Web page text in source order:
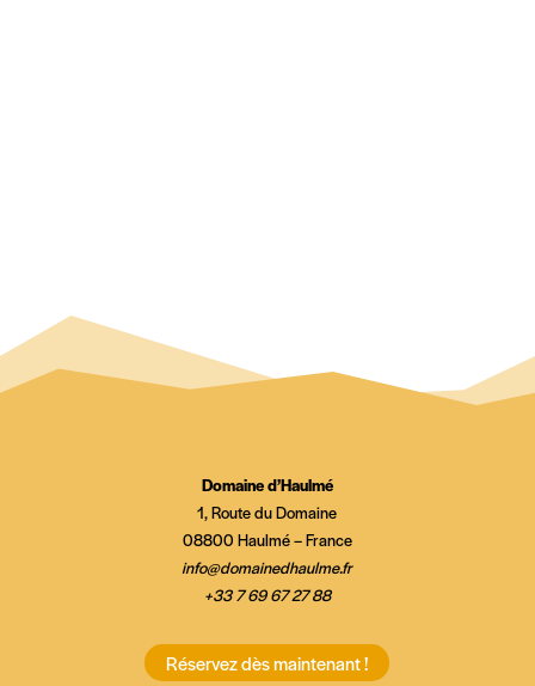
Domaine d’Haulmé
1, Route du Domaine
08800 Haulmé – France
info@domainedhaulme.fr
+33 7 69 67 27 88
Réservez dès maintenant !